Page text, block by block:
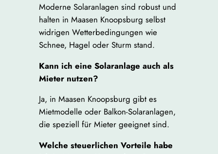
Moderne Solaranlagen sind robust und
halten in Maasen Knoopsburg selbst
widrigen Wetterbedingungen wie
Schnee, Hagel oder Sturm stand.
Kann ich eine Solaranlage auch als
Mieter nutzen?
Ja, in Maasen Knoopsburg gibt es
Mietmodelle oder Balkon-Solaranlagen,
die speziell für Mieter geeignet sind.
Welche steuerlichen Vorteile habe